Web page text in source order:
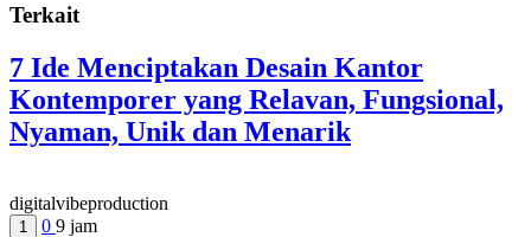
Terkait
7 Ide Menciptakan Desain Kantor
Kontemporer yang Relavan, Fungsional,
Nyaman, Unik dan Menarik
digitalvibeproduction
1 0 9 jam